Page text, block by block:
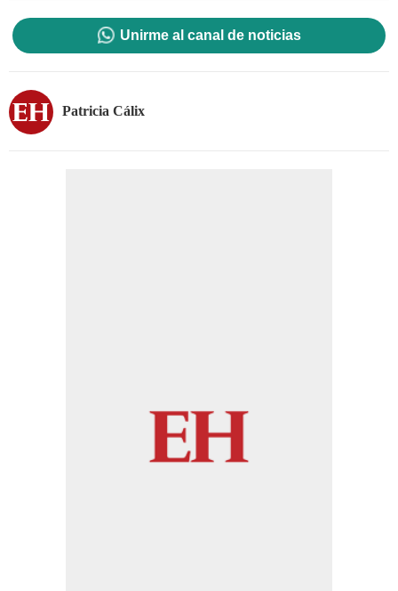
Unirme al canal de noticias
Patricia Cálix